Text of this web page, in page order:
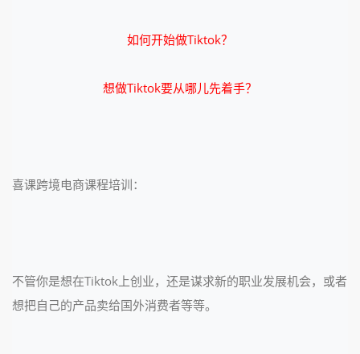
如何开始做Tiktok？
想做Tiktok要从哪儿先着手？
喜课跨境电商课程培训：
不管你是想在Tiktok上创业，还是谋求新的职业发展机会，或者
想把自己的产品卖给国外消费者等等。